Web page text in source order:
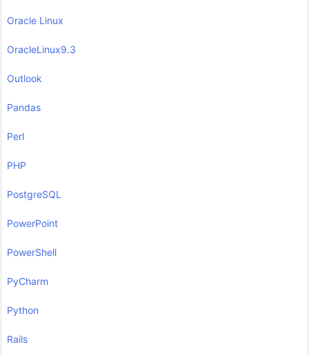
Oracle Linux
OracleLinux9.3
Outlook
Pandas
Perl
PHP
PostgreSQL
PowerPoint
PowerShell
PyCharm
Python
Rails